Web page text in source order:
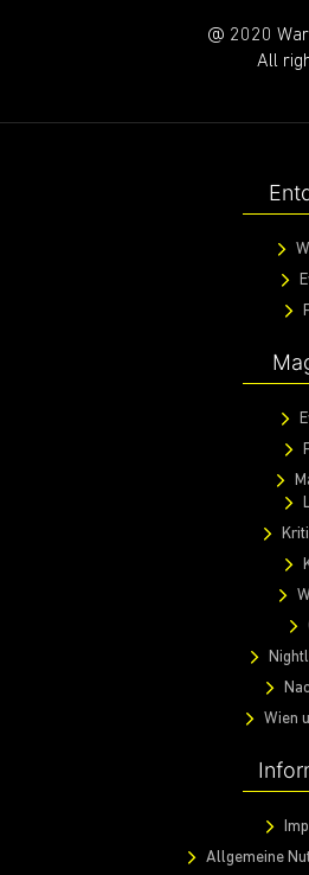
@ 2020
All
Wien
Allgemeine